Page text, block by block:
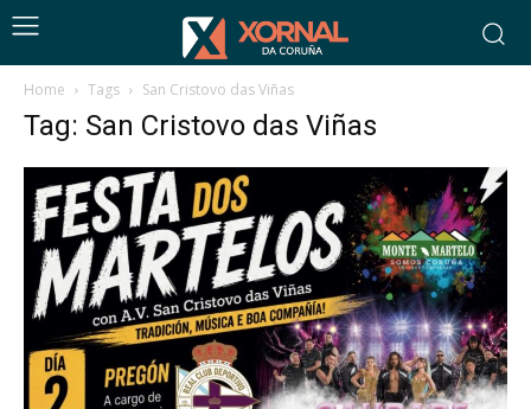
Home Tags San Cristovo das Viñas
Tag: San Cristovo das Viñas